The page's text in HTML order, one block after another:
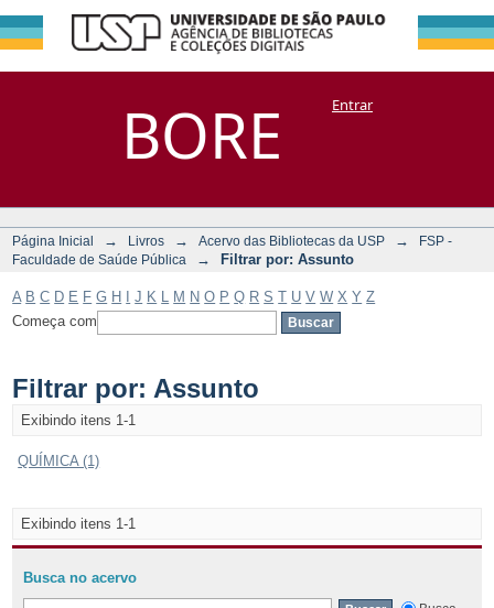
BORE
Filtrar por:
Assunto
DSpace/Manakin + CoriscoEntrar
Página Inicial → Livros → Acervo das Bibliotecas da USP →
FSP -
Faculdade de Saúde Pública
→ Filtrar por: Assunto
A B C D E F G H J K M N O P Q R S T U V W X Y Z
Começa com
Filtrar por: Assunto
Exibindo itens 1-1
QUÍMICA (1)
Exibindo itens 1-1
Busca no acervo